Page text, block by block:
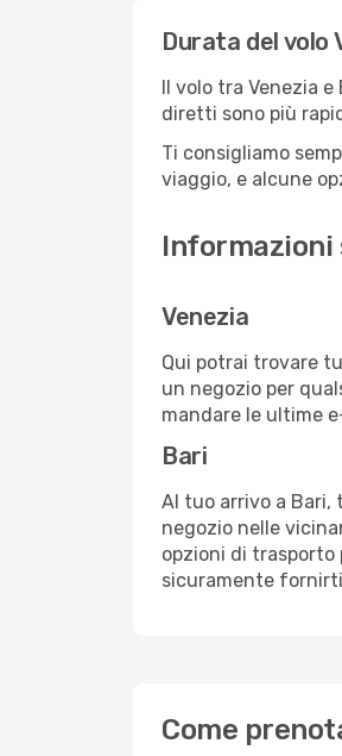
Durata del volo
Il volo tra Venezia
diretti sono più
Ti consigliamo
viaggio, e alcune
Informazioni
Venezia
Qui potrai trovare
un negozio per
mandare le ultime
Bari
Al tuo arrivo a Bari,
negozio nelle
opzioni di
sicuramente
Come